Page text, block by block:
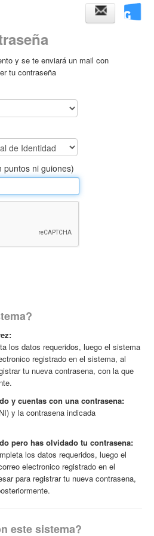
y se te enviará un mail con
tu contraseña
puntos ni guiones)
los datos requeridos, luego el sistema
registrado en el sistema, al
tu nueva contrasena, con la que
y cuentas con una contrasena:
y la contrasena indicada
pero has olvidado tu contrasena:
los datos requeridos, luego el
electronico registrado en el
para registrar tu nueva contrasena,
este sistema?